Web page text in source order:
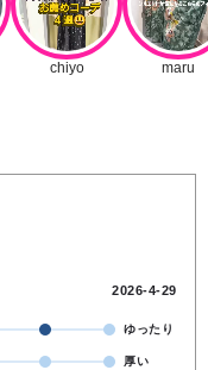
2026-4-29
ゆったり
厚い